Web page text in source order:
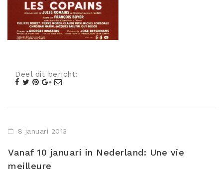
Deel dit bericht:
8 januari 2013
Vanaf 10 januari in Nederland: Une vie
meilleure